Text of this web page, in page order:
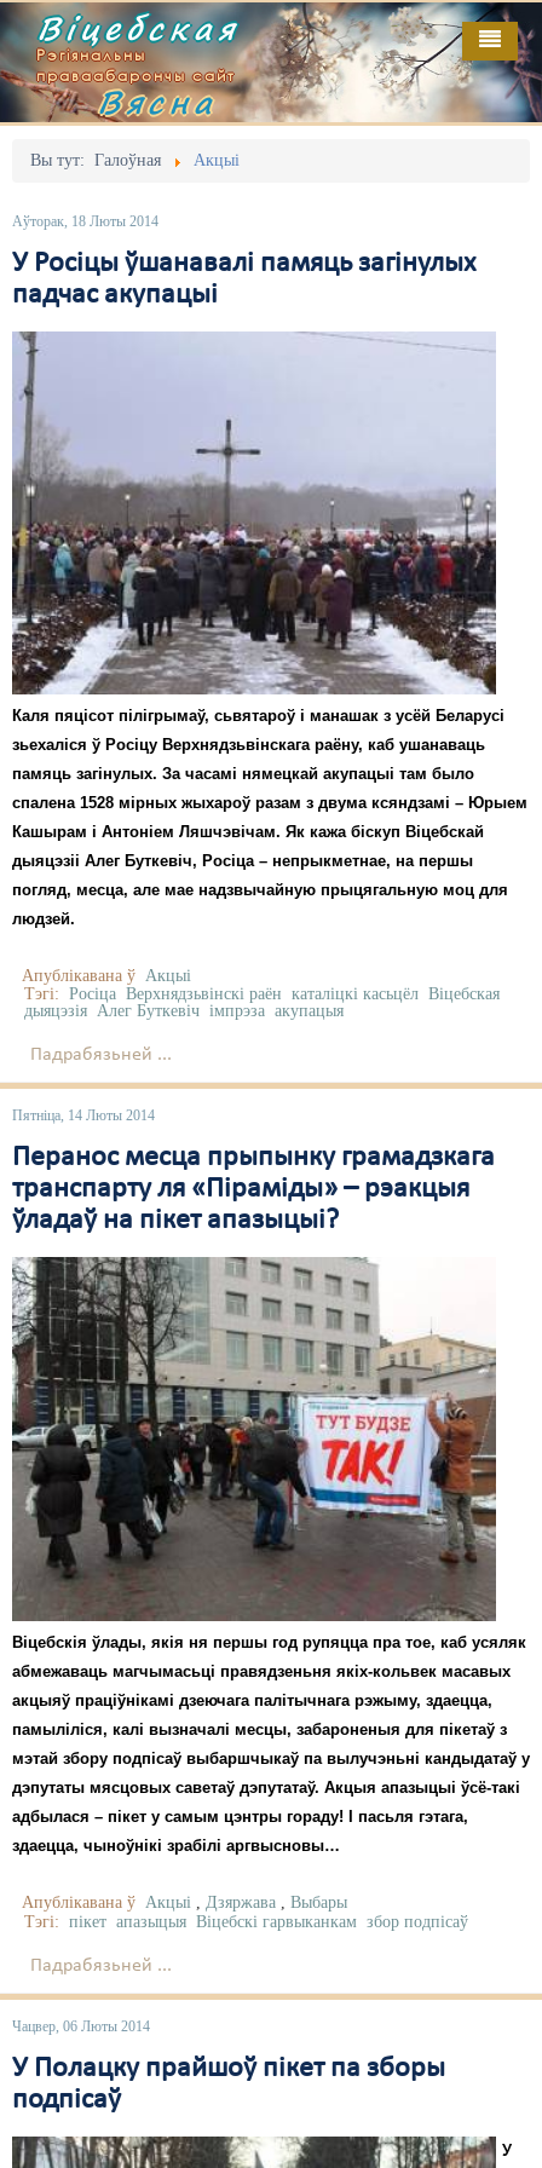
Віцебская
Рэгіянальны
праваабарончы сайт
Вясна
Вы тут: Галоўная Акцыі
Аўторак, 18 Люты 2014
У Росіцы ўшанавалі памяць загінулых
падчас акупацыі
Каля пяцісот пілігрымаў, сьвятароў і манашак з усёй Беларусі
зьехаліся ў Росіцу Верхнядзьвінскага раёну, каб ушанаваць
памяць загінулых. За часамі нямецкай акупацыі там было
спалена 1528 мірных жыхароў разам з двума ксяндзамі – Юрыем
Кашырам і Антоніем Ляшчэвічам. Як кажа біскуп Віцебскай
дыяцэзіі Алег Буткевіч, Росіца – непрыкметнае, на першы
погляд, месца, але мае надзвычайную прыцягальную моц для
людзей.
Апублікавана ў Акцыі
Тэгі: Росіца Верхнядзьвінскі раён каталіцкі касьцёл Віцебская
дыяцэзія Алег Буткевіч імпрэза акупацыя
Падрабязьней ...
Пятніца, 14 Люты 2014
Перанос месца прыпынку грамадзкага
транспарту ля «Піраміды» – рэакцыя
ўладаў на пікет апазыцыі?
Віцебскія ўлады, якія ня першы год рупяцца пра тое, каб усяляк
абмежаваць магчымасьці правядзеньня якіх-кольвек масавых
акцыяў праціўнікамі дзеючага палітычнага рэжыму, здаецца,
памыліліся, калі вызначалі месцы, забароненыя для пікетаў з
мэтай збору подпісаў выбаршчыкаў па вылучэньні кандыдатаў у
дэпутаты мясцовых саветаў дэпутатаў. Акцыя апазыцыі ўсё-такі
адбылася – пікет у самым цэнтры гораду! І пасьля гэтага,
здаецца, чыноўнікі зрабілі аргвысновы…
Апублікавана ў Акцыі Дзяржава
Выбары
Тэгі: пікет апазыцыя Віцебскі гарвыканкам збор подпісаў
Падрабязьней ...
Чацвер, 06 Люты 2014
У Полацку прайшоў пікет па зборы
подпісаў
У
Галоўная
Адміністрацыйны перасьлед
Безбар'ернае асяродзьдзе
Выбары
Грамадзянскія ініцыятывы
Дзяржава
Дыскрымінацыя
Затрыманьні
Карная псыхіятрыя
КПЧ ААН
Культурныя правы
ЛПП
Мігранты
Мірныя сходы
Палітвязьні
Праваабаронцы
Правы дзіцяці
Пэнітэнцыярная сыстэма
Свабода слова
Свабода сумленьня
Суд
Сьмяротнае пакараньне
Экалёгія
Правы працоўных
Сацыяльныя правы
Выданьні
Кантакт
Пра нас
RSS